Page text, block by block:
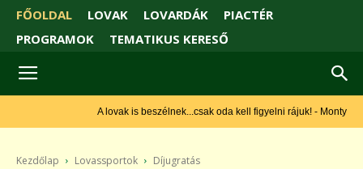
FŐOLDAL LOVAK LOVARDÁK
PIACTÉR
PROGRAMOK
TEMATIKUS KERESŐ
A lovak is beszélnek...csak oda kell figyelni rájuk! - Monty Roberts
Kezdőlap Lovassportok Díjugratás